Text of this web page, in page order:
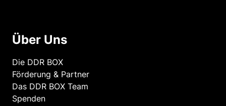
Über Uns
Die DDR BOX
Förderung & Partner
Das DDR BOX Team
Spenden